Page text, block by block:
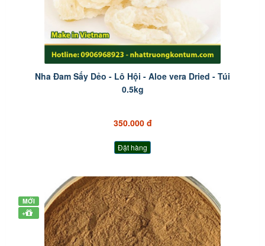
Nha Đam Sấy Dẻo - Lô Hội - Aloe vera Dried - Túi
0.5kg
350.000 đ
Đặt hàng
MỚI
+